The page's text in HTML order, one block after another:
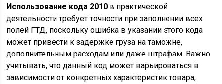
Использование кода 2010 в практической
деятельности требует точности при заполнении всех
полей ГТД, поскольку ошибка в указании этого кода
может привести к задержке груза на таможне,
дополнительным расходам или даже штрафам. Важно
учитывать, что данный код может варьироваться в
зависимости от конкретных характеристик товара,